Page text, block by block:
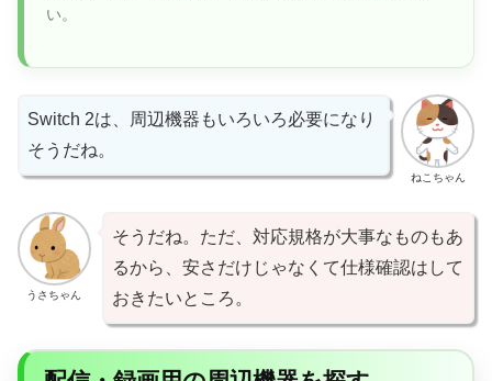
い。
ねこちゃん
Switch 2は、周辺機器もいろいろ必要になり
そうだね。
うさちゃん
そうだね。ただ、対応規格が大事なものもあ
るから、安さだけじゃなくて仕様確認はして
おきたいところ。